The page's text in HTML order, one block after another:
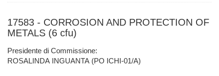
17583 - CORROSION AND PROTECTION OF
METALS (6 cfu)
Presidente di Commissione:
ROSALINDA INGUANTA (PO ICHI-01/A)